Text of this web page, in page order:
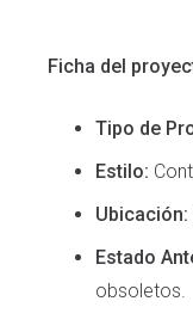
Ficha del
Tipo de
Estilo:
Ubicación:
Estado
obsoletos.